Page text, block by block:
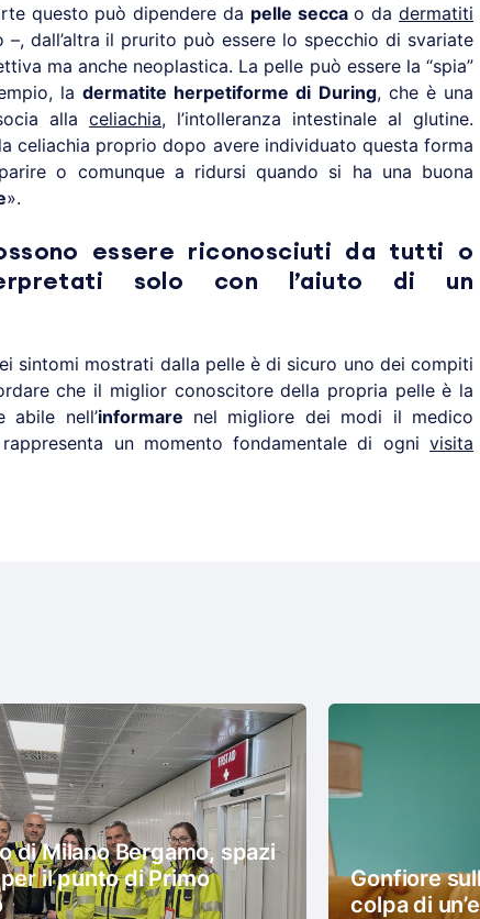
questo può dipendere da pelle seccao dadermatiti
dall’altra il prurito può essere lo specchio di svariate
ma anche neoplastica. La pelle può essere la “spia”
ladermatite herpetiforme di During, che è una
alla celiachia, l’intolleranza intestinale al glutine.
celiachia proprio dopo avere individuato questa forma
o comunque a ridursi quando si ha una buona
».
essere riconosciuti da tutti o
solo con l’aiuto di un
sintomi mostrati dalla pelle è di sicuro uno dei compiti
che il miglior conoscitore della propria pelle è la
abile nell’informare nel migliore dei modi il medico
un momento fondamentale di ogni visita
di Milano Bergamo, spazi
il punto di Primo
Gonfiore
colpa di